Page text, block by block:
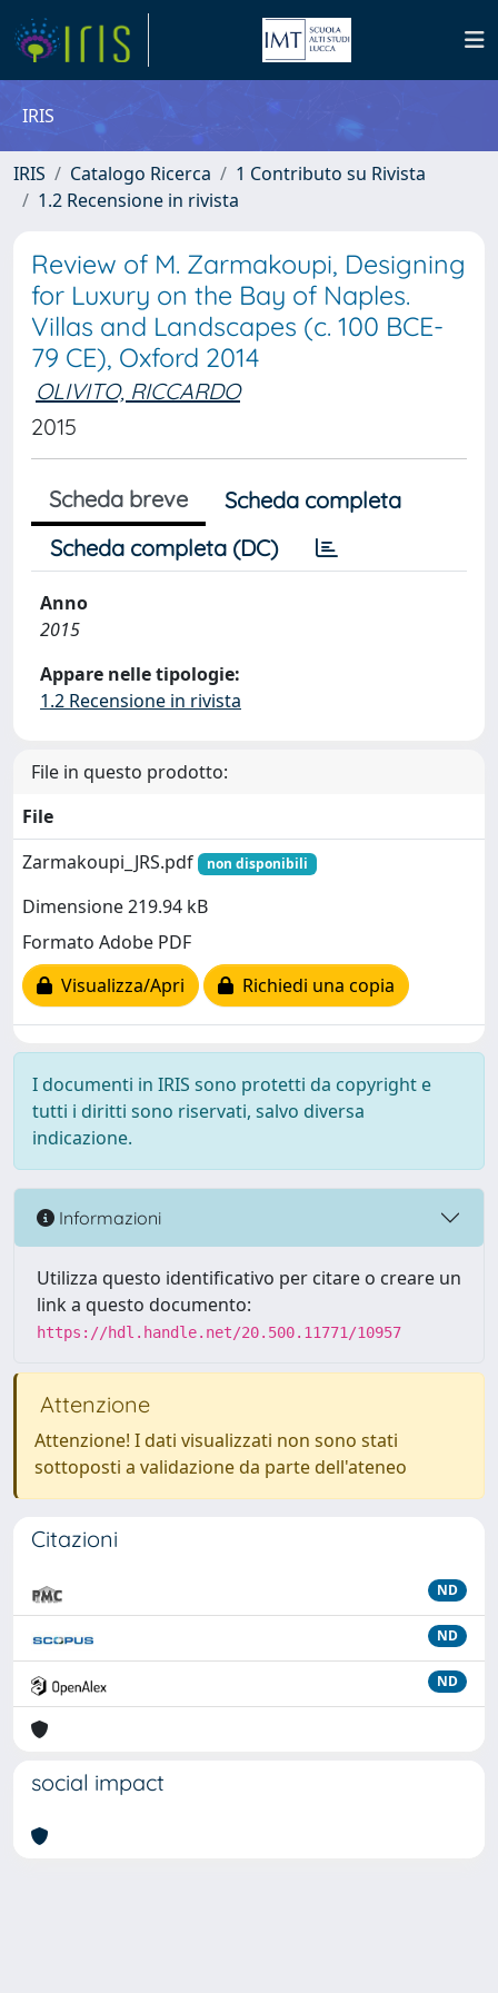
IRIS
IRIS Catalogo Ricerca
1 Contributo su Rivista
1.2 Recensione in rivista
Review of M. Zarmakoupi, Designing
for Luxury on the Bay of Naples.
Villas and Landscapes (c. 100 BCE-
79 CE), Oxford 2014
OLIVITO, RICCARDO
2015
Scheda breve
Scheda completa
Scheda completa (DC)
Anno
2015
Appare nelle tipologie:
1.2 Recensione in rivista
File in questo prodotto:
File
Zarmakoupi_JRS.pdf
non disponibili
Dimensione 219.94 kB
Formato Adobe PDF
Visualizza/Apri
Richiedi una copia
I documenti in IRIS sono protetti da copyright e
tutti i diritti sono riservati, salvo diversa
indicazione.
Informazioni
Utilizza questo identificativo per citare o creare un
link a questo documento:
https://hdl.handle.net/20.500.11771/10957
Attenzione
Attenzione! I dati visualizzati non sono stati
sottoposti a validazione da parte dell'ateneo
Citazioni
ND
ND
ND
social impact